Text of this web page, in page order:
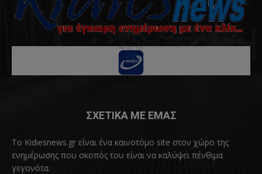
ΣΧΕΤΙΚΑ ΜΕ ΕΜΑΣ
Το Kidiesnews.gr είναι ένα καινοτόμο site στον χώρο της
ενημέρωσης που σκοπός του είναι να καλύψει πένθιμα
γεγονότα.